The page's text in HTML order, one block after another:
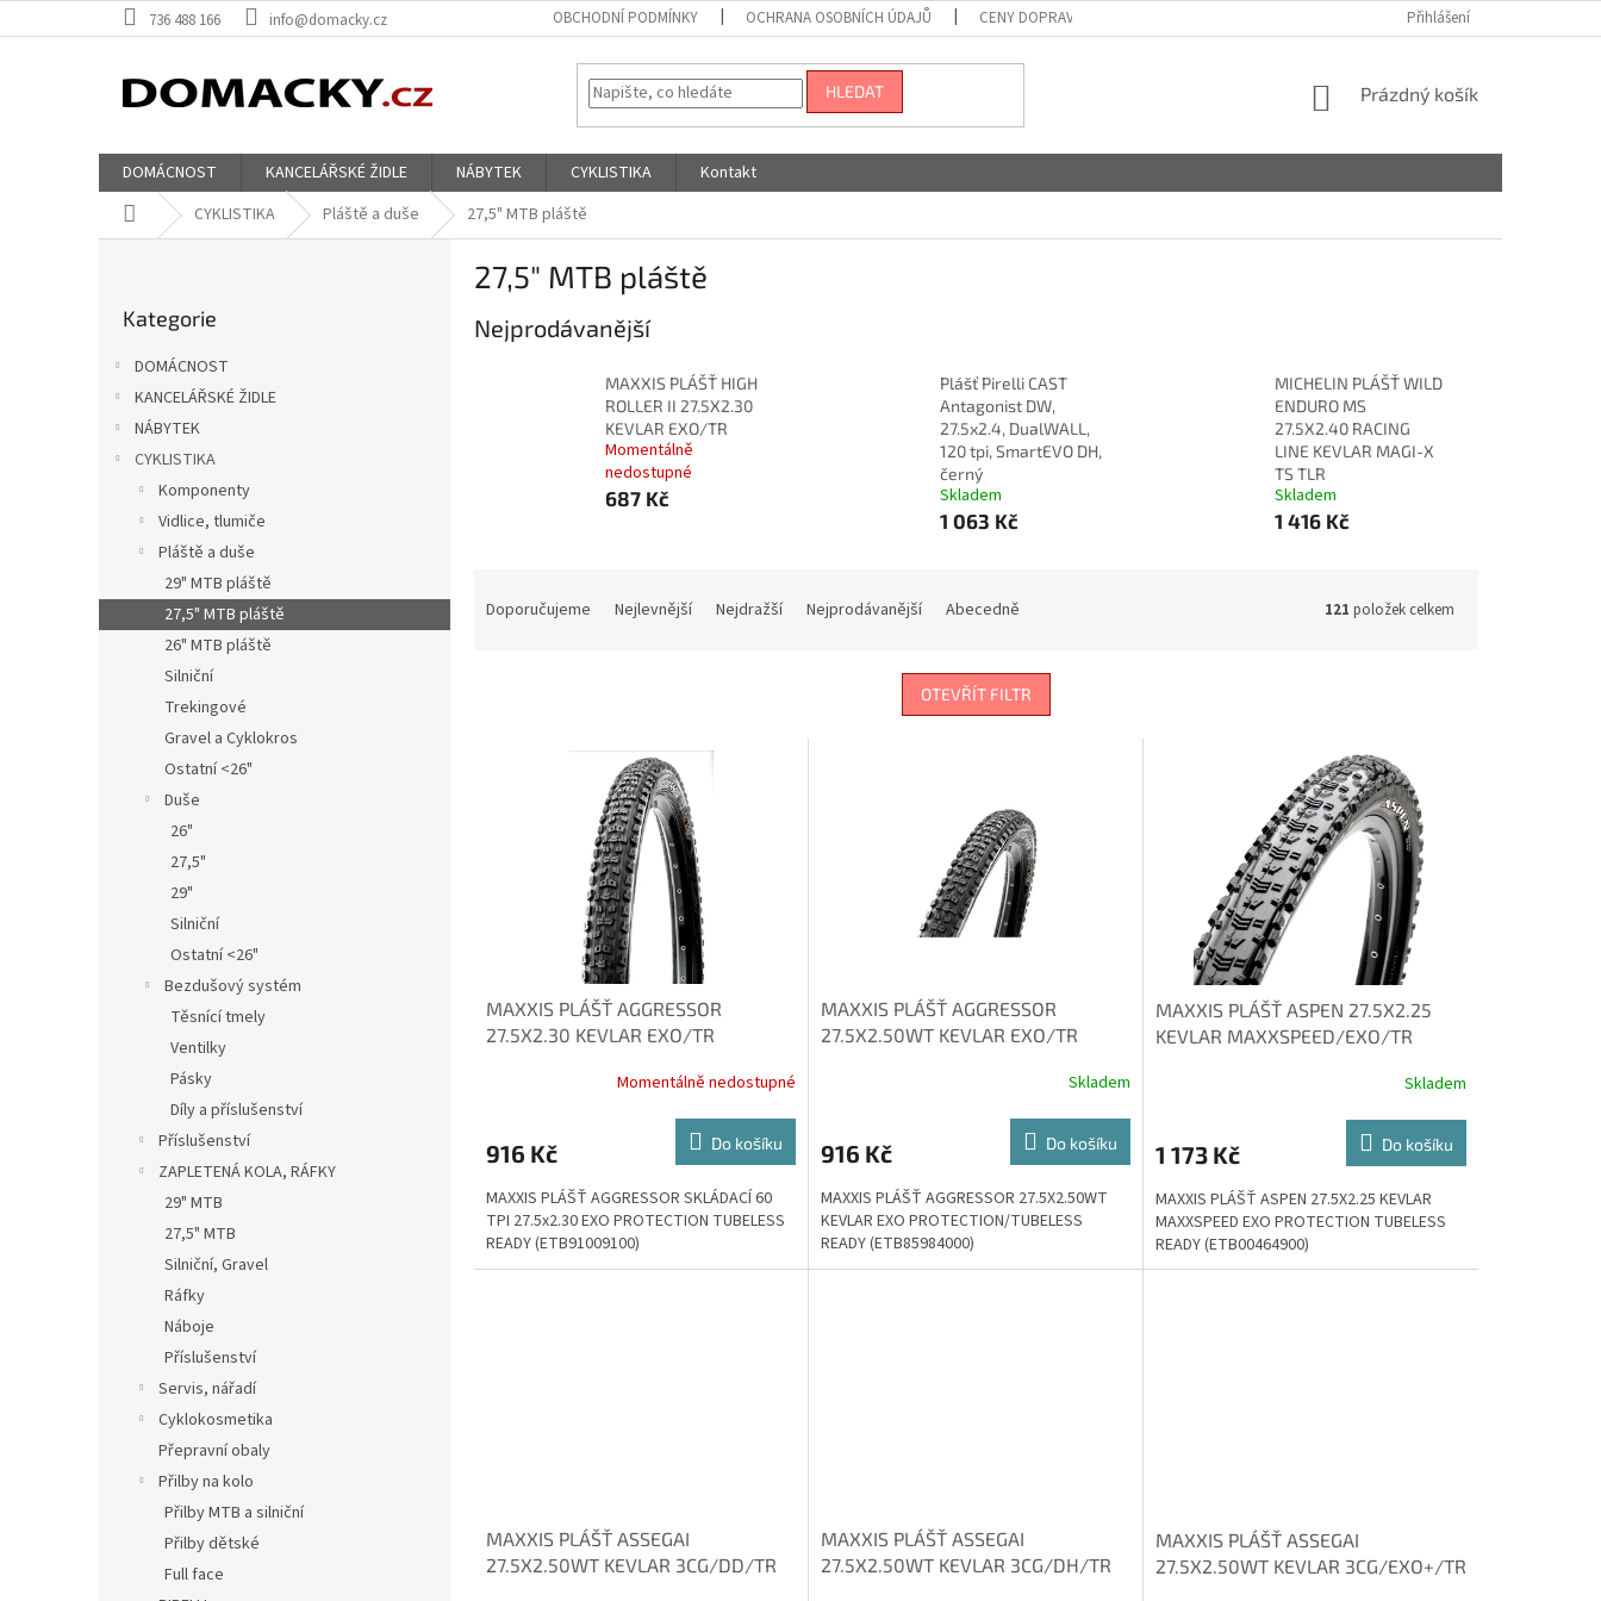
na
736 488 166 info@domacky.cz OBCHODNÍ PODMÍNKY OCHRANA OSOBNÍCH ÚDAJŮ CENY DOPRAVY Přihlášení
HLEDAT
NÁKUPNÍ
Prázdný košík
DOMÁCNOST KANCELÁŘSKÉ ŽIDLE NÁBYTEK CYKLISTIKA
Kontakt
Domů CYKLISTIKA Pláště a duše 27,5" MTB pláště
l
kategorie
Kategorie
DOMÁCNOST
KANCELÁŘSKÉ ŽIDLE
NÁBYTEK
CYKLISTIKA
Komponenty
Vidlice, tlumiče
Pláště a duše
29" MTB pláště
27,5" MTB pláště
26" MTB pláště
Silniční
Trekingové
Gravel a Cyklokros
Ostatní <26"
Duše
26"
27,5"
29"
Silniční
Ostatní <26"
Bezdušový systém
Těsnící tmely
Ventilky
Pásky
Díly a příslušenství
Příslušenství
ZAPLETENÁ KOLA, RÁFKY
29" MTB
27,5" MTB
Silniční, Gravel
Ráfky
Náboje
Příslušenství
Servis, nářadí
Cyklokosmetika
Přepravní obaly
Přilby na kolo
Přilby MTB a silniční
Přilby dětské
Full face
27,5" MTB pláště
Nejprodávanější
MAXXIS PLÁŠŤ HIGH
ROLLER II 27.5X2.30
KEVLAR EXO/TR
Momentálně
nedostupné
687 Kč
Plášť Pirelli CAST
Antagonist DW,
27.5x2.4, DualWALL,
120 tpi, SmartEVO DH,
černý
Skladem
1 063 Kč
MICHELIN PLÁŠŤ WILD
ENDURO MS
27.5X2.40 RACING
LINE KEVLAR MAGI-X
TS TLR
Skladem
1 416 Kč
Doporučujeme Nejlevnější Nejdražší Nejprodávanější Abecedně 121 položek celkem
OTEVŘÍT FILTR
MAXXIS PLÁŠŤ AGGRESSOR
27.5X2.30 KEVLAR EXO/TR
Momentálně nedostupné
916 Kč Do košíku
MAXXIS PLÁŠŤ AGGRESSOR SKLÁDACÍ 60
TPI 27.5x2.30 EXO PROTECTION TUBELESS
READY (ETB91009100)
MAXXIS PLÁŠŤ AGGRESSOR
27.5X2.50WT KEVLAR EXO/TR
Skladem
916 Kč Do košíku
MAXXIS PLÁŠŤ AGGRESSOR 27.5X2.50WT
KEVLAR EXO PROTECTION/TUBELESS
READY (ETB85984000)
MAXXIS PLÁŠŤ ASPEN 27.5X2.25
KEVLAR MAXXSPEED/EXO/TR
Skladem
1 173 Kč Do košíku
MAXXIS PLÁŠŤ ASPEN 27.5X2.25 KEVLAR
MAXXSPEED EXO PROTECTION TUBELESS
READY (ETB00464900)
MAXXIS PLÁŠŤ ASSEGAI
27.5X2.50WT KEVLAR 3CG/DD/TR
MAXXIS PLÁŠŤ ASSEGAI
27.5X2.50WT KEVLAR 3CG/DH/TR
MAXXIS PLÁŠŤ ASSEGAI
27.5X2.50WT KEVLAR 3CG/EXO+/TR